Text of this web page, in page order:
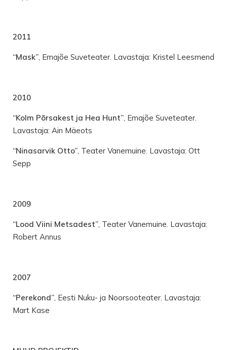
2011
“Mask”, Emajõe Suveteater. Lavastaja: Kristel Leesmend
2010
“Kolm Põrsakest ja Hea Hunt”, Emajõe Suveteater.
Lavastaja: Ain Mäeots
“Ninasarvik Otto”, Teater Vanemuine. Lavastaja: Ott
Sepp
2009
“Lood Viini Metsadest”, Teater Vanemuine. Lavastaja:
Robert Annus
2007
“Perekond”, Eesti Nuku- ja Noorsooteater. Lavastaja:
Mart Kase